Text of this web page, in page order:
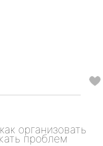
организовать
проблем